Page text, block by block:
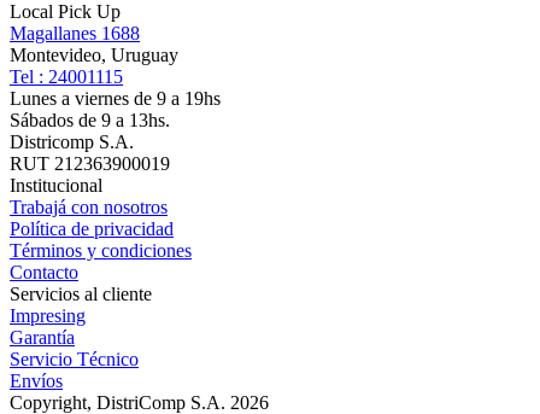
Local Pick Up
Magallanes 1688
Montevideo, Uruguay
Tel : 24001115
Lunes a viernes de 9 a 19hs
Sábados de 9 a 13hs.
Districomp S.A.
RUT 212363900019
Institucional
Trabajá con nosotros
Política de privacidad
Términos y condiciones
Contacto
Servicios al cliente
Impresing
Garantía
Servicio Técnico
Envíos
Copyright, DistriComp S.A. 2026